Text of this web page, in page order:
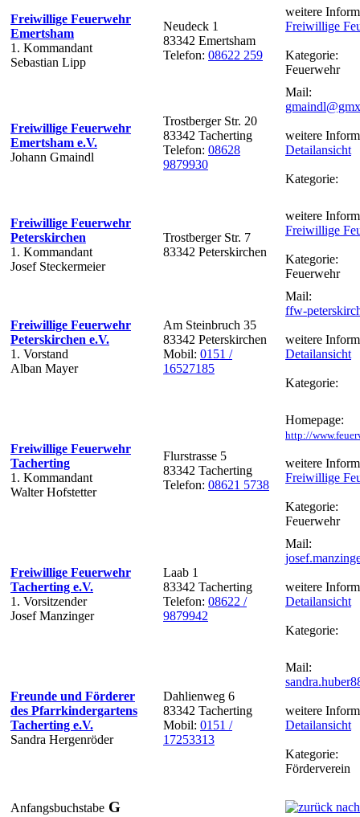
Freiwillige Feuerwehr
Emertsham
1. Kommandant
Sebastian Lipp
Neudeck 1
83342 Emertsham
Telefon: 08622 259
weitere
Freiwillige
Kategorie:
Feuerwehr
Freiwillige Feuerwehr
Emertsham e.V.
Johann Gmaindl
Trostberger Str. 20
83342 Tacherting
Telefon: 08628
9879930
Mail:
weitere
Detailansicht
Kategorie:
Freiwillige Feuerwehr
Peterskirchen
1. Kommandant
Josef Steckermeier
Trostberger Str. 7
83342 Peterskirchen
weitere
Freiwillige
Kategorie:
Feuerwehr
Freiwillige Feuerwehr
Peterskirchen e.V.
1. Vorstand
Alban Mayer
Am Steinbruch 35
83342 Peterskirchen
Mobil: 0151 /
16527185
Mail:
ffw-
weitere
Detailansicht
Kategorie:
Freiwillige Feuerwehr
Tacherting
1. Kommandant
Walter Hofstetter
Flurstrasse 5
83342 Tacherting
Telefon: 08621 5738
Homepage:
http://
weitere
Freiwillige
Kategorie:
Feuerwehr
Freiwillige Feuerwehr
Tacherting e.V.
1. Vorsitzender
Josef Manzinger
Laab 1
83342 Tacherting
Telefon: 08622 /
9879942
Mail:
weitere
Detailansicht
Kategorie:
Freunde und Förderer
des Pfarrkindergartens
Tacherting e.V.
Sandra Hergenröder
Dahlienweg 6
83342 Tacherting
Mobil: 0151 /
17253313
Mail:
weitere
Detailansicht
Kategorie:
Förderverein
Anfangsbuchstabe G